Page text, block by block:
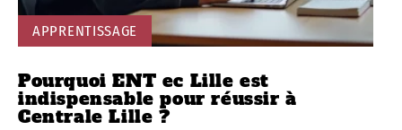
APPRENTISSAGE
Pourquoi ENT ec Lille est
indispensable pour réussir à
Centrale Lille ?